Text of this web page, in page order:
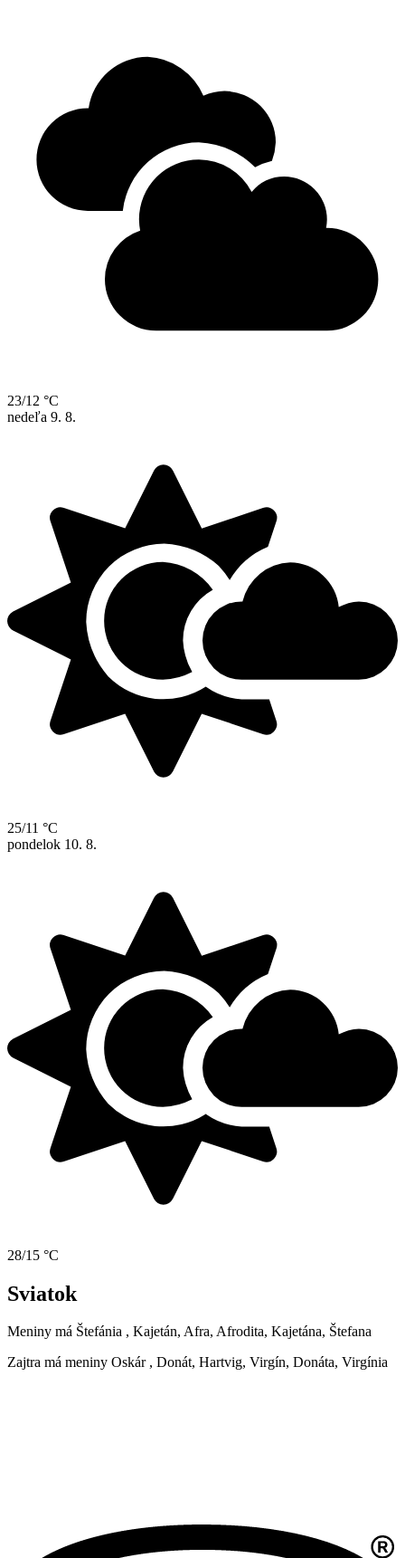
23/12 °C
nedeľa 9. 8.
25/11 °C
pondelok 10. 8.
28/15 °C
Sviatok
Meniny má Štefánia , Kajetán, Afra, Afrodita, Kajetána, Štefana
Zajtra má meniny Oskár , Donát, Hartvig, Virgín, Donáta, Virgínia